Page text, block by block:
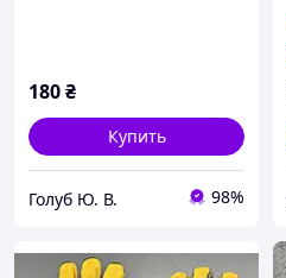
180₴
Купить
Голуб Ю. В. 98%